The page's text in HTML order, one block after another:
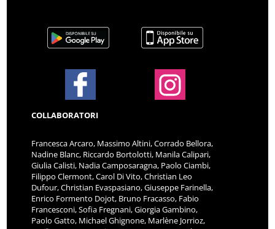
COLLABORATORI
Francesca Arcaro, Massimo Altini, Corrado Bellora,
Nadine Blanc, Riccardo Bortolotti, Manila Calipari,
Giulia Calisti, Nadia Camposaragna, Paolo Ciambi,
Filippo Clermont, Carol Di Vito, Christian Leo
Dufour, Christian Evaspasiano, Giuseppe Farinella,
Enrico Formento Dojot, Bruno Fracasso, Fabio
Francesconi, Sofia Fregnani, Giorgia Gambino,
Paolo Gatto, Michael Ghignone, Marlène Jorrioz,